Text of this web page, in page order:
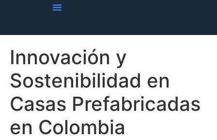
Innovación y
Sostenibilidad en
Casas Prefabricadas
en Colombia